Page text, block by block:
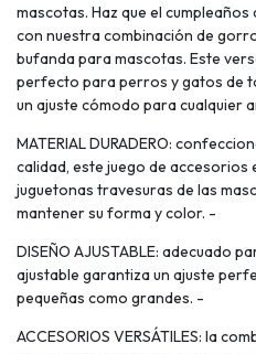
mascotas. Haz que el
con nuestra combinación de
bufanda para mascotas. Este
perfecto para perros y gatos de
un ajuste cómodo para cualquier
MATERIAL DURADERO:
calidad, este juego de
juguetonas travesuras de las
mantener su forma y color. -
DISEÑO AJUSTABLE: adecuado
ajustable garantiza un ajuste
pequeñas como grandes. -
ACCESORIOS VERSÁTILES: la